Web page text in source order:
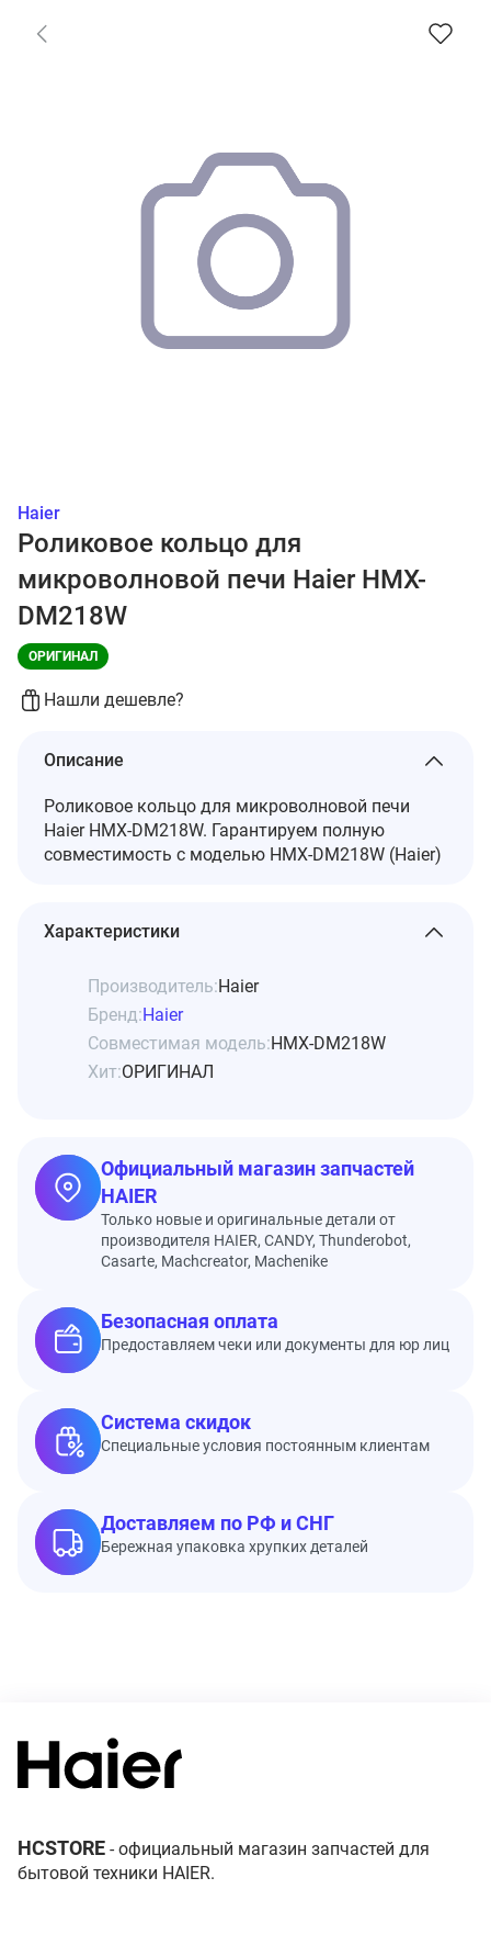
Haier
Роликовое кольцо для
микроволновой печи Haier HMX-
DM218W
ОРИГИНАЛ
Нашли дешевле?
Описание
Роликовое кольцо для микроволновой печи
Haier HMX-DM218W. Гарантируем полную
совместимость с моделью HMX-DM218W (Haier)
Характеристики
Производитель:Haier
Бренд:Haier
Совместимая модель:HMX-DM218W
Хит:ОРИГИНАЛ
Официальный магазин запчастей
HAIER
Только новые и оригинальные детали от
производителя HAIER, CANDY, Thunderobot,
Casarte, Machcreator, Machenike
Безопасная оплата
Предоставляем чеки или документы для юр лиц
Система скидок
Специальные условия постоянным клиентам
Доставляем по РФ и СНГ
Бережная упаковка хрупких деталей
HCSTORE - официальный магазин запчастей для
бытовой техники HAIER.